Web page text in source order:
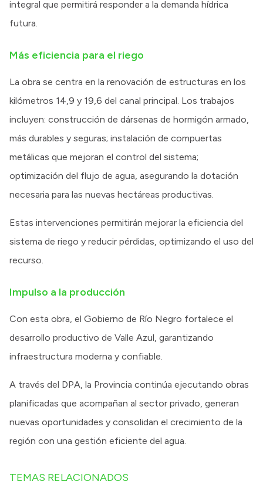
integral que permitirá responder a la demanda hídrica
futura.
Más eficiencia para el riego
La obra se centra en la renovación de estructuras en los
kilómetros 14,9 y 19,6 del canal principal. Los trabajos
incluyen: construcción de dársenas de hormigón armado,
más durables y seguras; instalación de compuertas
metálicas que mejoran el control del sistema;
optimización del flujo de agua, asegurando la dotación
necesaria para las nuevas hectáreas productivas.
Estas intervenciones permitirán mejorar la eficiencia del
sistema de riego y reducir pérdidas, optimizando el uso del
recurso.
Impulso a la producción
Con esta obra, el Gobierno de Río Negro fortalece el
desarrollo productivo de Valle Azul, garantizando
infraestructura moderna y confiable.
A través del DPA, la Provincia continúa ejecutando obras
planificadas que acompañan al sector privado, generan
nuevas oportunidades y consolidan el crecimiento de la
región con una gestión eficiente del agua.
TEMAS RELACIONADOS